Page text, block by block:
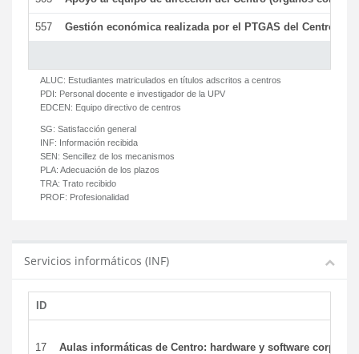
557 Gestión económica realizada por el PTGAS del Centro
ALUC: Estudiantes matriculados en títulos adscritos a centros
PDI: Personal docente e investigador de la UPV
EDCEN: Equipo directivo de centros
SG: Satisfacción general
INF: Información recibida
SEN: Sencillez de los mecanismos
PLA: Adecuación de los plazos
TRA: Trato recibido
PROF: Profesionalidad
Servicios informáticos (INF)
ID
17 Aulas informáticas de Centro: hardware y software